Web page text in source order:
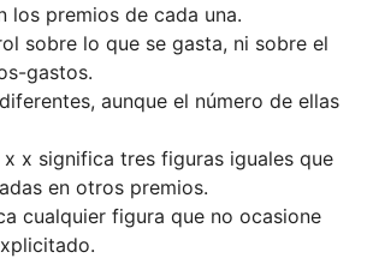
los premios de cada una.
sobre lo que se gasta, ni sobre el
gastos.
aunque el número de ellas
x significa tres figuras iguales que
en otros premios.
cualquier figura que no ocasione